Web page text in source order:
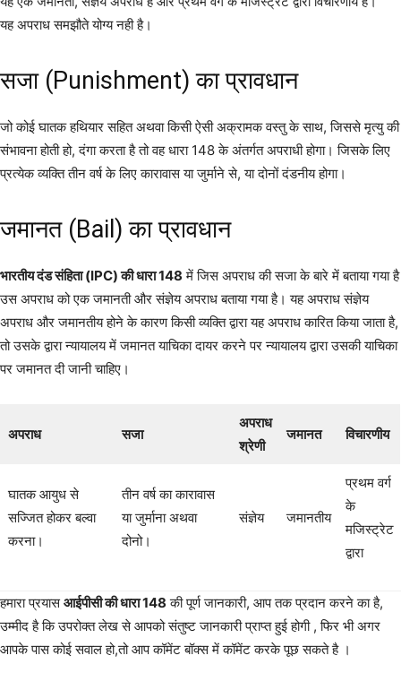
यह अपराध समझौते योग्य नही है।
सजा (Punishment) का प्रावधान
जो कोई घातक हथियार सहित अथवा किसी ऐसी अक्रामक वस्तु के साथ, जिससे मृत्यु की
संभावना होती हो, दंगा करता है तो वह धारा 148 के अंतर्गत अपराधी होगा। जिसके लिए
प्रत्येक व्यक्ति तीन वर्ष के लिए कारावास या जुर्माने से, या दोनों दंडनीय होगा।
जमानत (Bail) का प्रावधान
भारतीय दंड संहिता (IPC) की धारा 148 में जिस अपराध की सजा के बारे में बताया गया है
उस अपराध को एक जमानती और संज्ञेय अपराध बताया गया है। यह अपराध संज्ञेय
अपराध और जमानतीय होने के कारण किसी व्यक्ति द्वारा यह अपराध कारित किया जाता है,
तो उसके द्वारा न्यायालय में जमानत याचिका दायर करने पर न्यायालय द्वारा उसकी याचिका
पर जमानत दी जानी चाहिए।
अपराध सजा
अपराध
श्रेणी
जमानत विचारणीय
घातक आयुध से
सज्जित होकर बल्वा
करना।
तीन वर्ष का कारावास
या जुर्माना अथवा
दोनो।
संज्ञेय जमानतीय
प्रथम वर्ग
के
मजिस्ट्रेट
द्वारा
हमारा प्रयासआईपीसी की धारा 148 की पूर्ण जानकारी, आप तक प्रदान करने का है,
उम्मीद है कि उपरोक्त लेख से आपको संतुष्ट जानकारी प्राप्त हुई होगी , फिर भी अगर
आपके पास कोई सवाल हो,तो आप कॉमेंट बॉक्स में कॉमेंट करके पूछ सकते है ।